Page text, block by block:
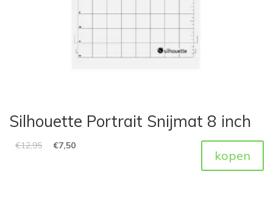
Silhouette Portrait Snijmat 8 inch
€12,95 €7,50
kopen